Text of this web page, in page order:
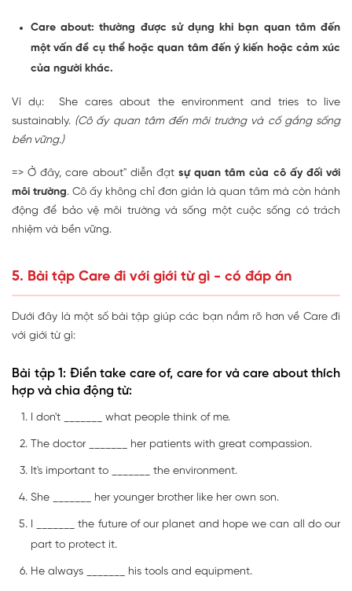
Care about: thường được sử dụng khi bạn quan tâm đến
một vấn đề cụ thể hoặc quan tâm đến ý kiến hoặc cảm xúc
của người khác.
Ví dụ: She cares about the environment and tries to live
sustainably. (Cô ấy quan tâm đến môi trường và cố gắng sống
bền vững.)
=> Ở đây, care about" diễn đạt sự quan tâm của cô ấy đối với
môi trường. Cô ấy không chỉ đơn giản là quan tâm mà còn hành
động để bảo vệ môi trường và sống một cuộc sống có trách
nhiệm và bền vững.
5. Bài tập Care đi với giới từ gì - có đáp án
Dưới đây là một số bài tập giúp các bạn nắm rõ hơn về Care đi
với giới từ gì:
Bài tập 1: Điền take care of, care for và care about thích
hợp và chia động từ:
I don't _______ what people think of me.
The doctor _______ her patients with great compassion.
It's important to _______ the environment.
She _______ her younger brother like her own son.
I _______ the future of our planet and hope we can all do our
part to protect it.
He always _______ his tools and equipment.